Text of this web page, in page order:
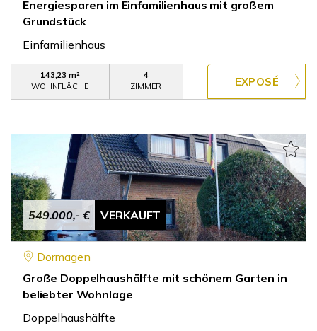
Energiesparen im Einfamilienhaus mit großem
Grundstück
Einfamilienhaus
143,23 m²
WOHNFLÄCHE
4
ZIMMER
549.000,- € VERKAUFT
Dormagen
Große Doppelhaushälfte mit schönem Garten in
beliebter Wohnlage
Doppelhaushälfte